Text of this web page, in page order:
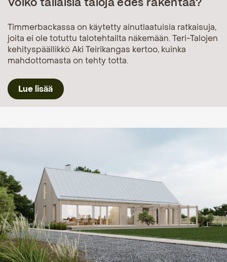
Voiko tällaisia taloja edes rakentaa?
Timmerbackassa on käytetty ainutlaatuisia ratkaisuja,
joita ei ole totuttu talotehtailta näkemään. Teri-Talojen
kehityspäällikkö Aki Teirikangas kertoo, kuinka
mahdottomasta on tehty totta.
Lue lisää